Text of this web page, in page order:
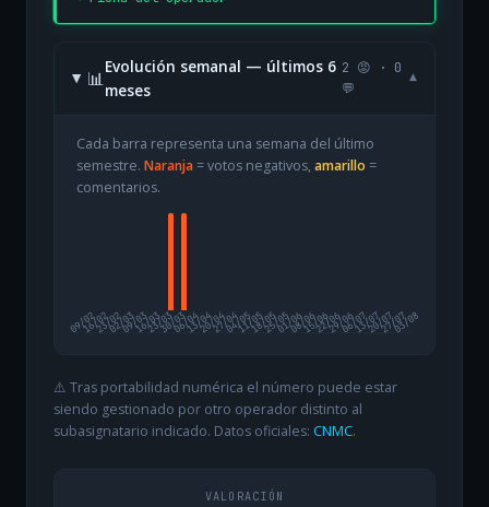
📊
Evolución semanal — últimos 6
meses
2 😡 · 0
💬
▾
Cada barra representa una semana del último
semestre. Naranja= votos negativos, amarillo =
comentarios.
09/02
16/0223/0202/0309/0316/0323/0330/0306/0413/0420/0427/0404/0511/0518/0525/0501/0608/0615/0622/0629/0606/0713/0720/0727/07
03/08
⚠️ Tras portabilidad numérica el número puede estar
siendo gestionado por otro operador distinto al
subasignatario indicado. Datos oficiales: CNMC.
VALORACIÓN